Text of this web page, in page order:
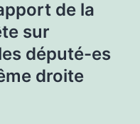
de la
sur
député-es
droite